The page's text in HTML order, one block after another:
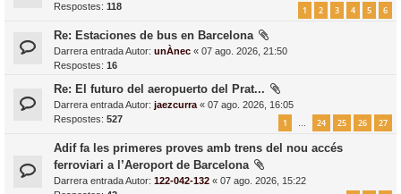
Respostes: 118 1 2 3 4 5 6
Re: Estaciones de bus en Barcelona
Darrera entrada Autor: unÀnec « 07 ago. 2026, 21:50
Respostes: 16
Re: El futuro del aeropuerto del Prat...
Darrera entrada Autor: jaezcurra « 07 ago. 2026, 16:05
Respostes: 527 1 … 24 25 26 27
Adif fa les primeres proves amb trens del nou accés
ferroviari a l’Aeroport de Barcelona
Darrera entrada Autor: 122-042-132 « 07 ago. 2026, 15:22